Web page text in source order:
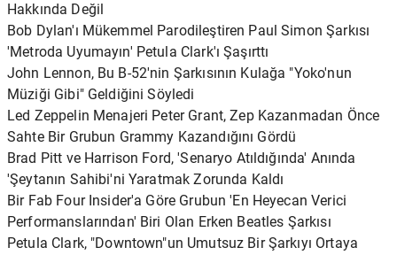
Hakkında Değil
Bob Dylan'ı Mükemmel Parodileştiren Paul Simon Şarkısı
'Metroda Uyumayın' Petula Clark'ı Şaşırttı
John Lennon, Bu B-52'nin Şarkısının Kulağa "Yoko'nun
Müziği Gibi" Geldiğini Söyledi
Led Zeppelin Menajeri Peter Grant, Zep Kazanmadan Önce
Sahte Bir Grubun Grammy Kazandığını Gördü
Brad Pitt ve Harrison Ford, 'Senaryo Atıldığında' Anında
'Şeytanın Sahibi'ni Yaratmak Zorunda Kaldı
Bir Fab Four Insider'a Göre Grubun 'En Heyecan Verici
Performanslarından' Biri Olan Erken Beatles Şarkısı
Petula Clark, "Downtown"un Umutsuz Bir Şarkıyı Ortaya